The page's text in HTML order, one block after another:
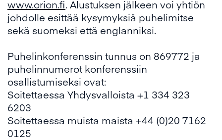
www.orion.fi. Alustuksen jälkeen voi yhtiön
johdolle esittää kysymyksiä puhelimitse
sekä suomeksi että englanniksi.
Puhelinkonferenssin tunnus on 869772 ja
puhelinnumerot konferenssiin
osallistumiseksi ovat:
Soitettaessa Yhdysvalloista +1 334 323
6203
Soitettaessa muista maista +44 (0)20 7162
0125